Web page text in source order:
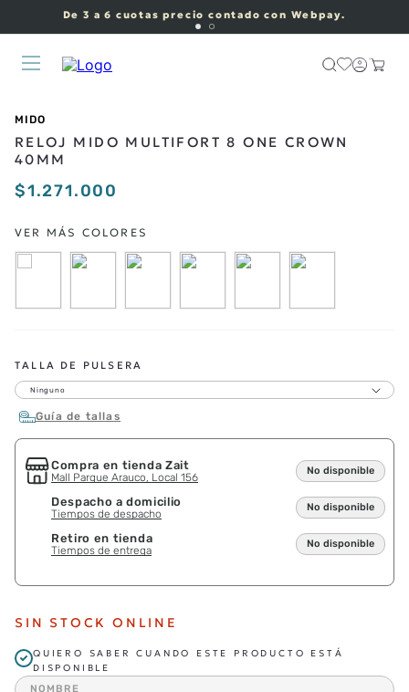
De 3 a 6 cuotas precio contado con Webpay.
MIDO
RELOJ MIDO MULTIFORT 8 ONE CROWN
40MM
$1.271.000
TALLA DE PULSERA
Ninguno
Guía de tallas
Compra en tienda Zait
Mall Parque Arauco, Local 156
No disponible
Despacho a domicilio
Tiempos de despacho
No disponible
Retiro en tienda
Tiempos de entrega
No disponible
SIN STOCK ONLINE
QUIERO SABER CUANDO ESTE PRODUCTO ESTÁ
DISPONIBLE